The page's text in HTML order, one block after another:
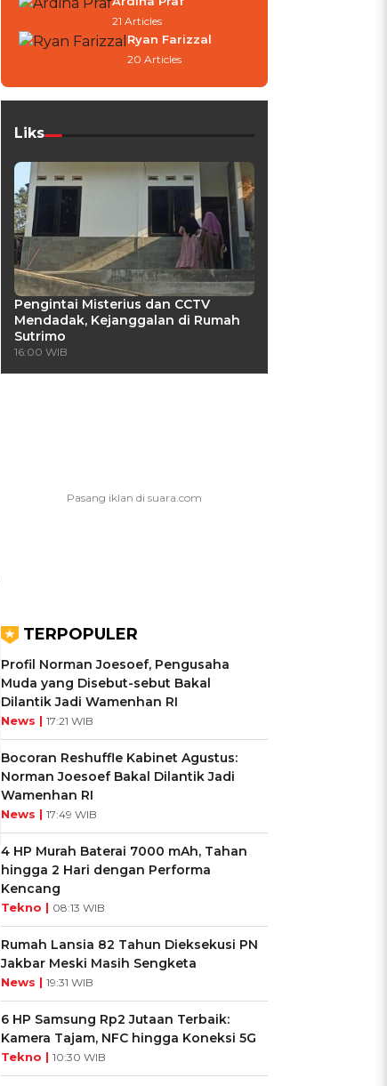
21 Articles
Ryan Farizzal
20 Articles
Liks
Pengintai Misterius dan CCTV
Mendadak, Kejanggalan di Rumah
Sutrimo
16:00 WIB
TERPOPULER
Profil Norman Joesoef, Pengusaha
Muda yang Disebut-sebut Bakal
Dilantik Jadi Wamenhan RI
News | 17:21 WIB
Bocoran Reshuffle Kabinet Agustus:
Norman Joesoef Bakal Dilantik Jadi
Wamenhan RI
News | 17:49 WIB
4 HP Murah Baterai 7000 mAh, Tahan
hingga 2 Hari dengan Performa
Kencang
Tekno | 08:13 WIB
Rumah Lansia 82 Tahun Dieksekusi PN
Jakbar Meski Masih Sengketa
News | 19:31 WIB
6 HP Samsung Rp2 Jutaan Terbaik:
Kamera Tajam, NFC hingga Koneksi 5G
Tekno | 10:30 WIB